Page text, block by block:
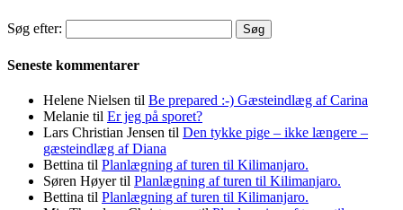
Søg efter:
Seneste kommentarer
Helene Nielsen til Be prepared :-) Gæsteindlæg af Carina
Melanie til Er jeg på sporet?
Lars Christian Jensen til Den tykke pige – ikke længere –
gæsteindlæg af Diana
Bettina til Planlægning af turen til Kilimanjaro.
Søren Høyertil Planlægning af turen til Kilimanjaro.
Bettina til Planlægning af turen til Kilimanjaro.